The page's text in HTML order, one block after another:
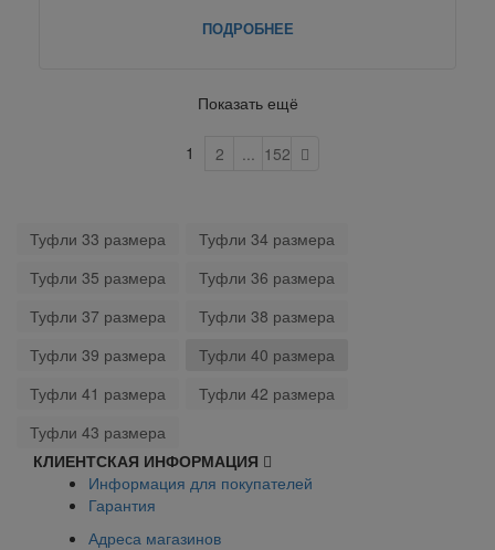
ПОДРОБНЕЕ
Показать ещё
1 2 ... 152
Туфли 33 размера
Туфли 34 размера
Туфли 35 размера
Туфли 36 размера
Туфли 37 размера
Туфли 38 размера
Туфли 39 размера
Туфли 40 размера
Туфли 41 размера
Туфли 42 размера
Туфли 43 размера
КЛИЕНТСКАЯ ИНФОРМАЦИЯ
Информация для покупателей
Гарантия
Адреса магазинов